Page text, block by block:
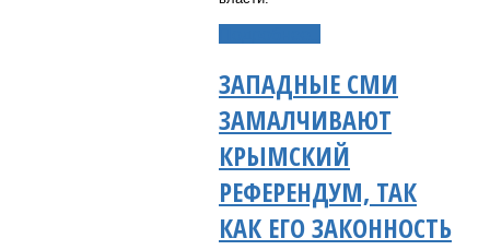
ЗАПАДНЫЕ СМИ
ЗАМАЛЧИВАЮТ
КРЫМСКИЙ
РЕФЕРЕНДУМ, ТАК
КАК ЕГО ЗАКОННОСТЬ